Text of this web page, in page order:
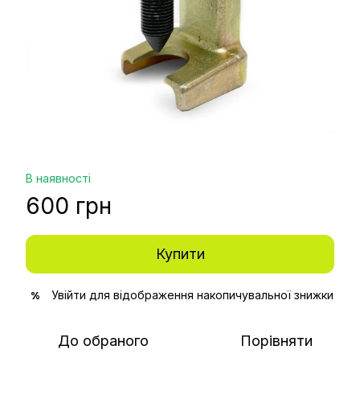
В наявності
600 грн
Купити
% Увійти для відображення накопичувальної знижки
До обраного Порівняти